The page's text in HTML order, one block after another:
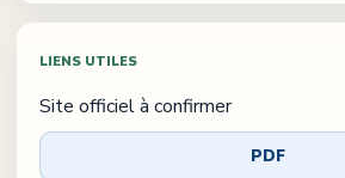
LIENS UTILES
Site officiel à confirmer
PDF